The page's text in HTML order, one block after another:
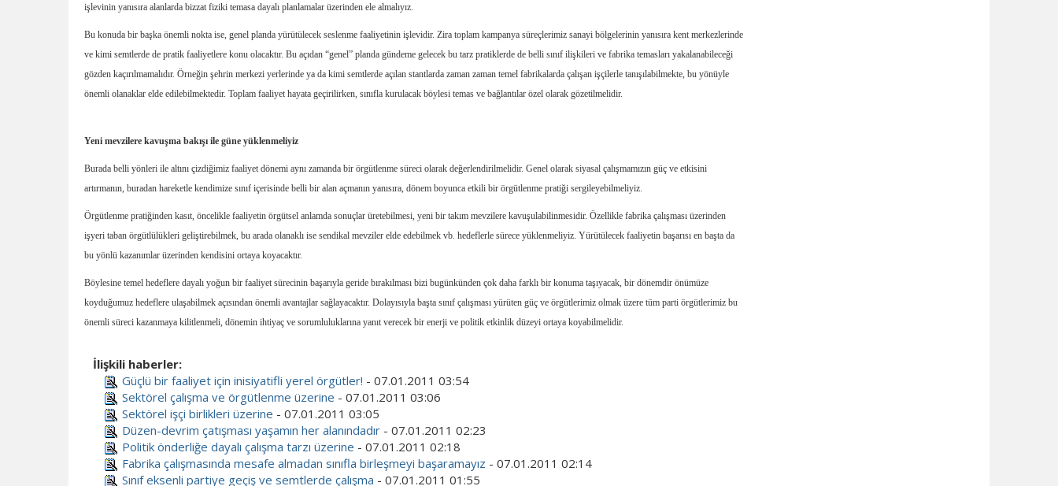
işlevinin yanısıra alanlarda bizzat fiziki temasa dayalı planlamalar üzerinden ele almalıyız.
Bu konuda bir başka önemli nokta ise, genel planda yürütülecek seslenme faaliyetinin işlevidir. Zira toplam kampanya süreçlerimiz sanayi bölgelerinin yanısıra kent merkezlerinde
ve kimi semtlerde de pratik faaliyetlere konu olacaktır. Bu açıdan “genel” planda gündeme gelecek bu tarz pratiklerde de belli sınıf ilişkileri ve fabrika temasları yakalanabileceği
gözden kaçırılmamalıdır. Örneğin şehrin merkezi yerlerinde ya da kimi semtlerde açılan stantlarda zaman zaman temel fabrikalarda çalışan işçilerle tanışılabilmekte, bu yönüyle
önemli olanaklar elde edilebilmektedir. Toplam faaliyet hayata geçirilirken, sınıfla kurulacak böylesi temas ve bağlantılar özel olarak gözetilmelidir.
Yeni mevzilere kavuşma bakışı ile güne yüklenmeliyiz
Burada belli yönleri ile altını çizdiğimiz faaliyet dönemi aynı zamanda bir örgütlenme süreci olarak değerlendirilmelidir. Genel olarak siyasal çalışmamızın güç ve etkisini
artırmanın, buradan hareketle kendimize sınıf içerisinde belli bir alan açmanın yanısıra, dönem boyunca etkili bir örgütlenme pratiği sergileyebilmeliyiz.
Örgütlenme pratiğinden kasıt, öncelikle faaliyetin örgütsel anlamda sonuçlar üretebilmesi, yeni bir takım mevzilere kavuşulabilinmesidir. Özellikle fabrika çalışması üzerinden
işyeri taban örgütlülükleri geliştirebilmek, bu arada olanaklı ise sendikal mevziler elde edebilmek vb. hedeflerle sürece yüklenmeliyiz. Yürütülecek faaliyetin başarısı en başta da
bu yönlü kazanımlar üzerinden kendisini ortaya koyacaktır.
Böylesine temel hedeflere dayalı yoğun bir faaliyet sürecinin başarıyla geride bırakılması bizi bugünkünden çok daha farklı bir konuma taşıyacak, bir dönemdir önümüze
koyduğumuz hedeflere ulaşabilmek açısından önemli avantajlar sağlayacaktır. Dolayısıyla başta sınıf çalışması yürüten güç ve örgütlerimiz olmak üzere tüm parti örgütlerimiz bu
önemli süreci kazanmaya kilitlenmeli, dönemin ihtiyaç ve sorumluluklarına yanıt verecek bir enerji ve politik etkinlik düzeyi ortaya koyabilmelidir.
İlişkili haberler:
Güçlü bir faaliyet için inisiyatifli yerel örgütler! - 07.01.2011 03:54
Sektörel çalışma ve örgütlenme üzerine - 07.01.2011 03:06
Sektörel işçi birlikleri üzerine - 07.01.2011 03:05
Düzen-devrim çatışması yaşamın her alanındadır - 07.01.2011 02:23
Politik önderliğe dayalı çalışma tarzı üzerine - 07.01.2011 02:18
Fabrika çalışmasında mesafe almadan sınıfla birleşmeyi başaramayız - 07.01.2011 02:14
Sınıf eksenli partiye geçiş ve semtlerde çalışma - 07.01.2011 01:55